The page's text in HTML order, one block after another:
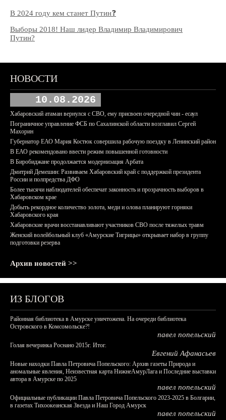
В 2024 году кем станет Путин❓
Выборы 2018! Наш лидер Владимир Владимирович
Путин?
НОВОСТИ
10.08.2026
Хабаровский атаман вернулся с СВО, ему присвоен очередной чин - есаул
Пограничное управление ФСБ по Сахалинской области возглавил Сергей
Махорин
Губернатор ЕАО Мария Костюк совершила рабочую поездку в Ленинский район
В ЕАО рекомендовано ввести режим повышенной готовности
В Биробиджане продолжается модернизация Арбата
Дмитрий Демешин: Развиваем Хабаровский край с поддержкой президента
России и полпредства ДФО
Более тысячи наблюдателей обеспечат законность и прозрачность выборов в
Хабаровском крае
Добыть рекордное количество золота, меди и олова планируют горняки
Хабаровского края
Хабаровские врачи восстанавливают участников СВО после тяжелых травм
Женский волейбольный клуб «Амурские Тигрицы» открывает набор в группу
подготовки резерва
Архив новостей >>
ИЗ БЛОГОВ
Районная библиотека в Амурске уничтожена. На очереди библиотека
Островского в Комсомольске?!
павел попельский
Голая вечеринка Роснано 2015г. Итог.
Евгений Афанасьев
Новые находки Павла Петровича Попельского: Архив газеты Природа и
аномальные явления, Неизвестная карта НижнеАмурЛага и Последние выставки
автора в Амурске по 2025
павел попельский
Официальные публикации Павла Петровича Попельского 2023-2025 в Болгарии,
в газетах Тихоокеанская Звезда и Наш Город Амурск
павел попельский